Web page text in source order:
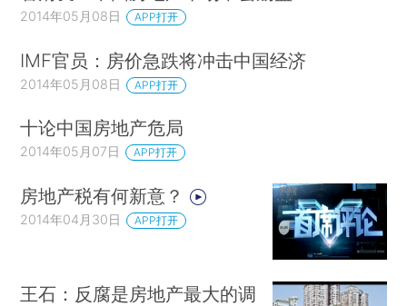
2014年05月08日 APP打开
IMF官员：房价急跌将冲击中国经济
2014年05月08日 APP打开
十论中国房地产危局
2014年05月07日 APP打开
房地产税有何新意？
2014年04月30日 APP打开
王石：反腐是房地产最大的调